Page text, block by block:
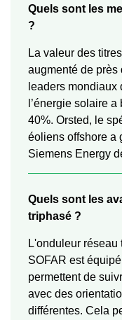
Quels sont les
?
La valeur des
augmenté de près
leaders
l’énergie solaire
40%. Orsted, le
éoliens offshore a
Siemens Energy
Quels sont les
triphasé ?
L'onduleur
SOFAR est
permettent de
avec des
différentes. Cela